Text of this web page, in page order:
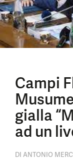
Campi
gialla
ad un
DI ANTONIO